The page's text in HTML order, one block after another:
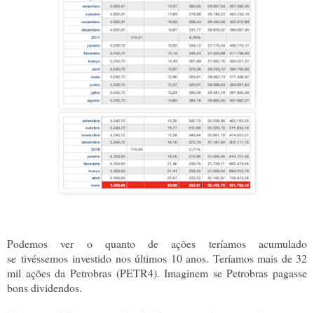
Podemos ver o quanto de ações teríamos acumulado
se tivéssemosinvestido nos últimos 10 anos. Teríamos mais de 32
mil ações da Petrobras (PETR4). Imaginem se Petrobras pagasse
bons dividendos.